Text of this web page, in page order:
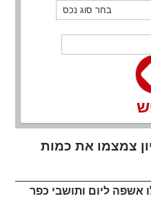
צמצמו את כמות
סביון ייצר 7.6 קילו אשפה ליום ותושבי כפר